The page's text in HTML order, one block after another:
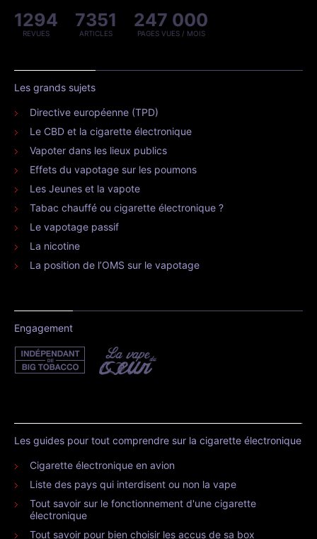
1294
REVUES
7351
ARTICLES
247 000
PAGES VUES / MOIS
Les grands sujets
Directive européenne (TPD)
Le CBD et la cigarette électronique
Vapoter dans les lieux publics
Effets du vapotage sur les poumons
Les Jeunes et la vapote
Tabac chauffé ou cigarette électronique ?
Le vapotage passif
La nicotine
La position de l’OMS sur le vapotage
Engagement
Les guides pour tout comprendre sur la cigarette électronique
Cigarette électronique en avion
Liste des pays qui interdisent ou non la vape
Tout savoir sur le fonctionnement d'une cigarette
électronique
Tout savoir pour bien choisir les accus de sa box